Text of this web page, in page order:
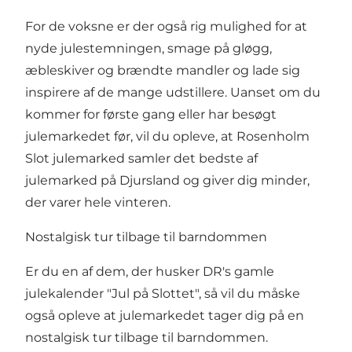
For de voksne er der også rig mulighed for at
nyde julestemningen, smage på gløgg,
æbleskiver og brændte mandler og lade sig
inspirere af de mange udstillere. Uanset om du
kommer for første gang eller har besøgt
julemarkedet før, vil du opleve, at Rosenholm
Slot julemarked samler det bedste af
julemarked på Djursland og giver dig minder,
der varer hele vinteren.
Nostalgisk tur tilbage til barndommen
Er du en af dem, der husker DR's gamle
julekalender "Jul på Slottet", så vil du måske
også opleve at julemarkedet tager dig på en
nostalgisk tur tilbage til barndommen.